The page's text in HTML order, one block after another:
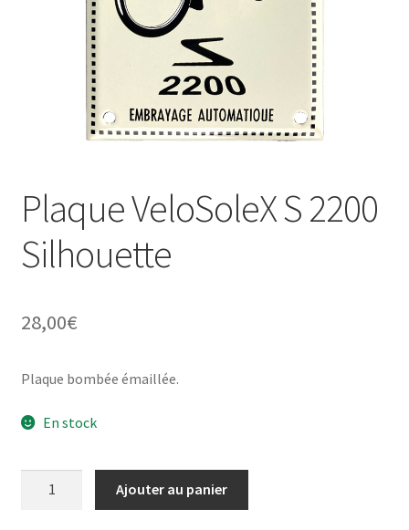
Une histoire de plaques émaillées
Plaque VeloSoleX S 2200
Silhouette
28,00€
Plaque bombée émaillée.
En stock
Ajouter au panier